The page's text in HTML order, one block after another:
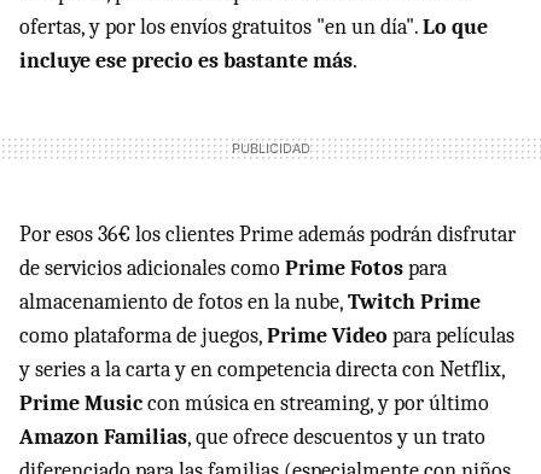
ofertas, y por los envíos gratuitos "en un día".Lo que
incluye ese precio es bastante más.
Por esos 36€ los clientes Prime además podrán disfrutar
de servicios adicionales comoPrime Fotospara
almacenamiento de fotos en la nube,Twitch Prime
como plataforma de juegos,Prime Video para películas
y series a la carta y en competencia directa con Netflix,
Prime Musiccon música en streaming, y por último
Amazon Familias, que ofrece descuentos y un trato